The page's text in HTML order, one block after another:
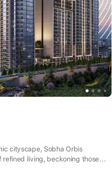
cityscape, Sobha Orbis
refined living, beckoning those
It is the epitome of